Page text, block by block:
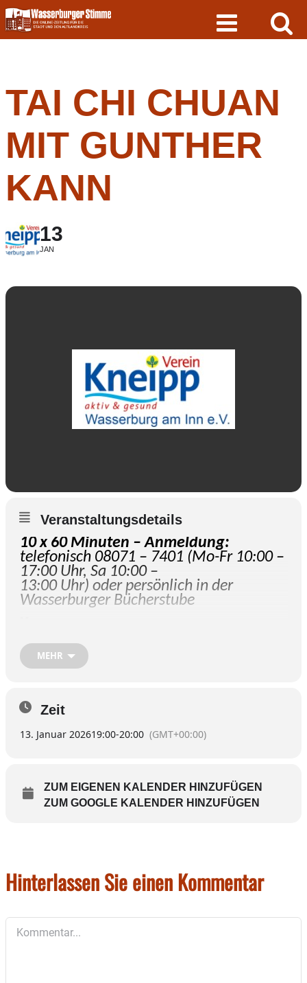
Skip
to
content
TAI CHI CHUAN
MIT GUNTHER
KANN
13
JAN
Veranstaltungsdetails
10 x 60 Minuten – Anmeldung:
telefonisch 08071 – 7401 (Mo-Fr 10:00 –
17:00 Uhr, Sa 10:00 –
13:00 Uhr) oder persönlich in der
Wasserburger Bücherstube
Aiblinger-Platz 24,
Rückgebäude
Informationen unter
wasserburg-inn.de
MEHR
Zeit
13. Januar 202619:00-20:00 (GMT+00:00)
ZUM EIGENEN KALENDER HINZUFÜGEN
ZUM GOOGLE KALENDER HINZUFÜGEN
Hinterlassen Sie einen Kommentar